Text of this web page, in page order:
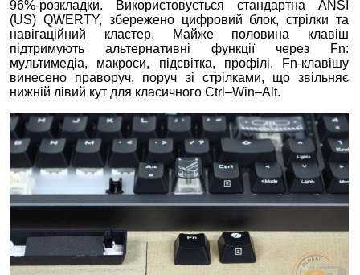
96%‑розкладки. Використовується стандартна ANSI
(US) QWERTY, збережено цифровий блок, стрілки та
навігаційний кластер. Майже половина клавіш
підтримують альтернативні функції через Fn:
мультимедіа, макроси, підсвітка, профілі. Fn‑клавішу
винесено праворуч, поруч зі стрілками, що звільняє
нижній лівий кут для класичного Ctrl–Win–Alt.